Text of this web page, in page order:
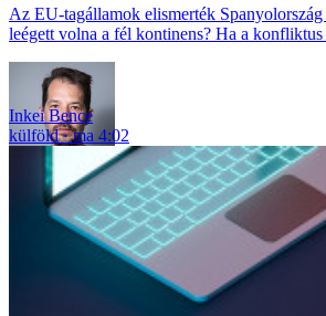
Az EU-tagállamok elismerték
leégett volna a fél kontinens? Ha a
Inkei Bence
külföld
ma 4:02